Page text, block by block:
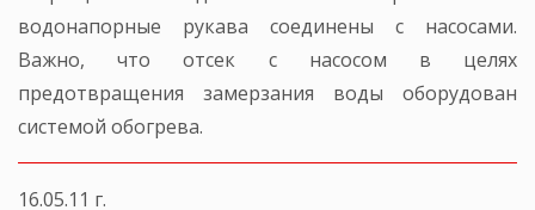
водонапорные рукава соединены с насосами.
Важно, что отсек с насосом в целях
предотвращения замерзания воды оборудован
системой обогрева.
16.05.11 г.